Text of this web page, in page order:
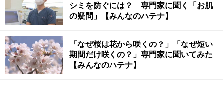
シミを防ぐには？ 専門家に聞く「お肌
の疑問」【みんなのハテナ】
「なぜ桜は花から咲くの？」「なぜ短い
期間だけ咲くの？」専門家に聞いてみた
【みんなのハテナ】